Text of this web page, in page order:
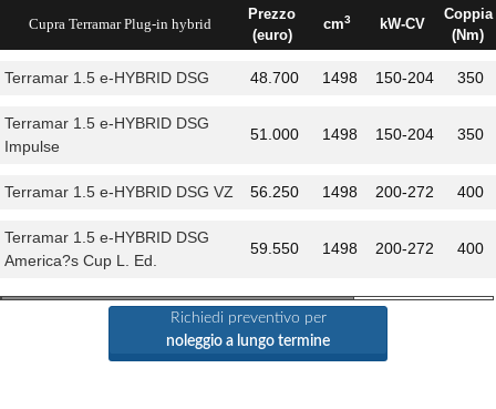
Cupra Terramar Plug-in hybrid
Prezzo
(euro)
cm3 kW-CV
Coppia
(Nm)
Terramar 1.5 e-HYBRID DSG 48.700 1498 150-204 350
Terramar 1.5 e-HYBRID DSG
Impulse
51.000 1498 150-204 350
Terramar 1.5 e-HYBRID DSG VZ 56.250 1498 200-272 400
Terramar 1.5 e-HYBRID DSG
America?s Cup L. Ed.
59.550 1498 200-272 400
Richiedi preventivo per
noleggio a lungo termine